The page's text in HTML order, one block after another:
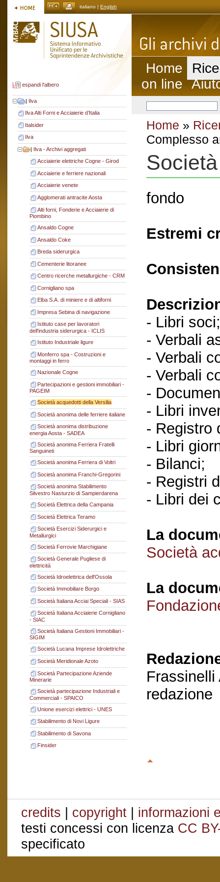
italiano | English
espandi l'albero
| Ilva
Ilva Alti Forni e Acciaierie d’Italia
Italsider
Ilva
| Ilva - Archivi aggregati
Acciaierie elettriche Cogne - Girod
Acciaierie e ferriere nazionali
Acciaierie venete
Agglomerati antracite Aosta
Alti forni, Fonderie e Acciaierie di
Piombino
Ansaldo Cogne
Ansaldo Coke
Breda siderurgica
Cementerie litoranee
Centro ricerche metallurgiche - CRM
Cornigliano spa
Elba S.A. di miniere e di altiforni
Impresa Sebina di navigazione
Istituto case per lavoratori
dell'industria siderurgica - ICLIS
Istituto Industriale ligure
Monferro spa - Costruzioni e
montaggi in ferro
Nazionale Cogne
Partecipazioni e gestioni immobiliari -
PAGEIM
Società acquedotti della Versilia
Società anonima delle ferriere italiane
Società anonima distribuzione
energia Aosta - SADEA
Società anonima Ferriera Fratelli
Sanguineti
Società anonima Ferriera di Voltri
Società anonima Franchi-Gregorini
Società anonima Stabilimento
Silvestro Nasturzio di Sampierdarena
Società Elettrica della Campania
Società Elettrica Teramo
Società Esercizi Siderurgici e
Metallurgici
Società Ferrovie Marchigiane
Società Generale Pugliese di
elettricità
Società Idroelettrica dell'Ossola
Società Immobiliare Borgo
Società Italiana Acciai Speciali - SIAS
Società Italiana Acciaierie Cornigliano
- SIAC
Società Italiana Gestioni Immobiliari -
SIGIM
Società Lucana Imprese Idrolettriche
Società Meridionale Azoto
Società Partecipazione Aziende
Minerarie
Società partecipazione Industriali e
Commerciali - SPAICO
Unione esercizi elettrici - UNES
Stabilimento di Novi Ligure
Stabilimento di Savona
Finsider
Home
on line
Home »
Complesso
fondo
Estremi
- Libri soci;
- Verbali
- Verbali
- Verbali
-
- Libri
- Registro
- Libri
- Bilanci;
- Registri
- Libri dei
La
Società
La
Frassinelli
redazione
credits | copyright | informazioni
testi concessi con licenza CC
specificato